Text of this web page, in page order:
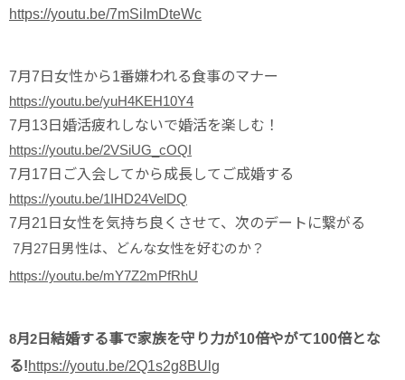
https://youtu.be/7mSiImDteWc
7月7日 女性から1番嫌われる食事のマナー
https://youtu.be/yuH4KEH10Y4
7月13日 婚活疲れしないで婚活を楽しむ！
https://youtu.be/2VSiUG_cOQI
7月17日ご入会してから成長してご成婚する
https://youtu.be/1IHD24VelDQ
7月21日 女性を気持ち良くさせて、次のデートに繋がる
7月27日男性は、どんな女性を好むのか？
https://youtu.be/mY7Z2mPfRhU
8月2日結婚する事で家族を守り力が10倍やがて100倍とな
る!https://youtu.be/2Q1s2g8BUlg